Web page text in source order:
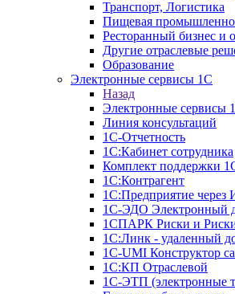
Транспорт, Логистика
Пищевая
Ресторанный бизнес и
Другие отраслевые
Образование
Электронные сервисы 1С
Назад
Электронные сервисы
Линия консультаций
1С-Отчетность
1С:Кабинет сотрудника
Комплект поддержки
1С:Контрагент
1С:Предприятие
1С-ЭДО Электронный
1СПАРК Риски и
1С:Линк - удаленный
1С-UMI Конструктор
1С:КП Отраслевой
1С-ЭТП (электронные